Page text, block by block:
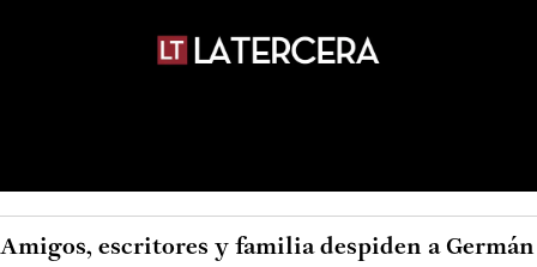
Amigos, escritores y familia despiden a Germán